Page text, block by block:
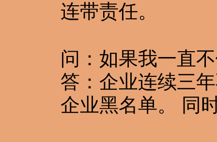
连带责任。
问：如果我一直
答：企业连续三
企业黑名单。 同